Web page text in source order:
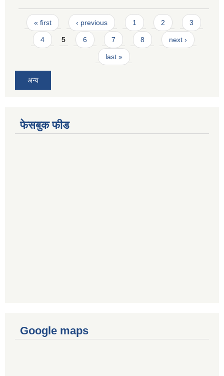
Pages
« first ‹ previous 1 2 3
4 5 6 7 8 next ›
last »
अन्य
फेसबुक फीड
Google maps